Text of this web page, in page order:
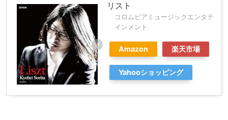
リスト
コロムビアミュージックエンタテ
インメント
Amazon 楽天市場
Yahooショッピング